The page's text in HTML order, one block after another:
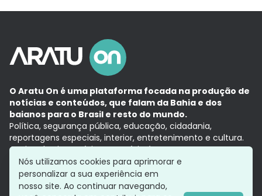
O Aratu On é uma plataforma focada na produção de
notícias e conteúdos, que falam da Bahia e dos
baianos para o Brasil e resto do mundo.
Política, segurança pública, educação, cidadania,
reportagens especiais, interior, entretenimento e cultura.
Aqui, tudo vira notícia e a notícia é no tempo presente,
com a credibilidade do Grupo Aratu.
Grupo Aratu
Política de privacidade
Nós utilizamos cookies para aprimorar e
personalizar a sua experiência em
nosso site. Ao continuar navegando,